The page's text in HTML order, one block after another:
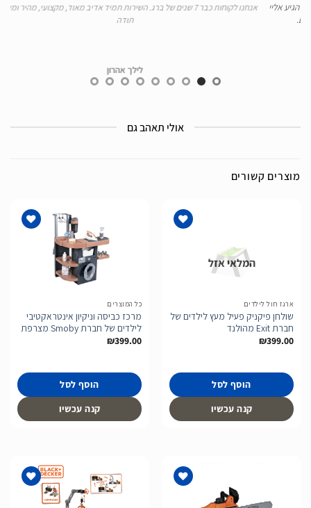
אליי
אנחנו לקוחות כבר 7 שנים של ברג. השירות תמיד אדיב מאוד, מקצועי, מהיר ומעולה.
תודה
לילך אהרון
אולי תאהב גם
מוצרים קשורים
המלאי אזל
ארגז חול לילדים
שולחן פיקניק פעיל מעץ לילדים של
חברת Exit מהולנד
₪399.00
הוסף לסל
קנה עכשיו
כל המוצרים
מרכז כביסה וניקיון אינטראקטיבי
לילדים של חברת Smoby מצרפת
₪399.00
הוסף לסל
קנה עכשיו